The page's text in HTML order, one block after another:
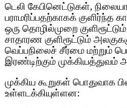
டெலி கேபினெட்டுகள்,
பராமரிப்பதற்காகக் குளிர்ந்த
ஒரு தொழில்முறை
சாதாரண குளிரூட்டும்
வெப்பநிலைச் சீர்மை மற்றும்
இரண்டிற்கும் முக்கியத்துவம்
முக்கிய கூறுகள் பொதுவாக
உள்ளடக்கியுள்ளன: